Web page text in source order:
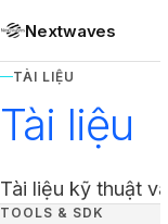
Nextwaves
TÀI LIỆU
Tài liệu
Tài liệu kỹ thuật
TOOLS & SDK